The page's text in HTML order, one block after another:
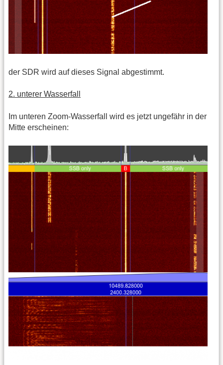
der SDR wird auf dieses Signal abgestimmt.
2. unterer Wasserfall
Im unteren Zoom-Wasserfall wird es jetzt ungefähr in der
Mitte erscheinen: